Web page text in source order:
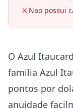
Nao possui
O Azul
familia Azul
pontos por
anuidade